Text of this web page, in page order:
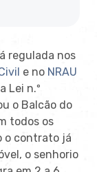
regulada nos
e no NRAU
Lei n.º
o Balcão do
todos os
o contrato já
o senhorio